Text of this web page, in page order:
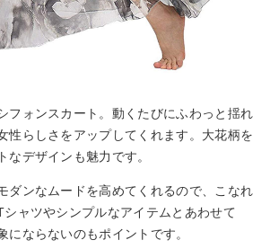
フォンスカート。動くたびにふわっと揺れ
性らしさをアップしてくれます。大花柄を
なデザインも魅力です。
ダンなムードを高めてくれるので、こなれ
ャツやシンプルなアイテムとあわせて
にならないのもポイントです。